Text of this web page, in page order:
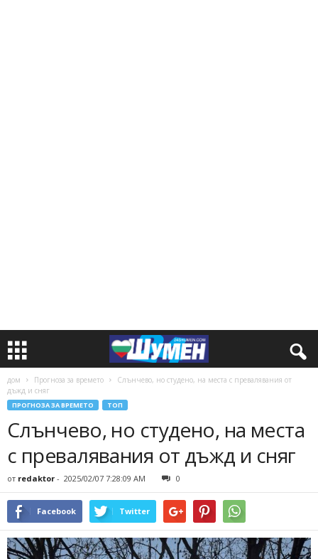
дом Прогноза за времето
Слънчево, но студено, на места с превалявания от
дъжд и сняг
ПРОГНОЗА ЗА ВРЕМЕТО ТОП
Слънчево, но студено, на места
с превалявания от дъжд и сняг
от redaktor - 2025/02/07 7:28:09 AM 0
Facebook Twitter